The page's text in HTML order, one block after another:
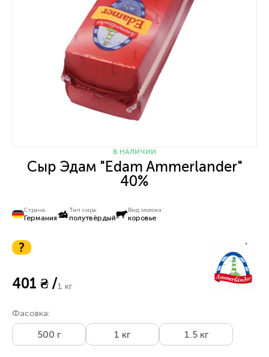
В НАЛИЧИИ
Сыр Эдам "Edam Ammerlander"
40%
Страна:
Германия
Тип сира:
полутвёрдый
Вид молока:
коровье
?
401 ₴ /1 кг
Фасовка:
500 г 1 кг 1.5 кг